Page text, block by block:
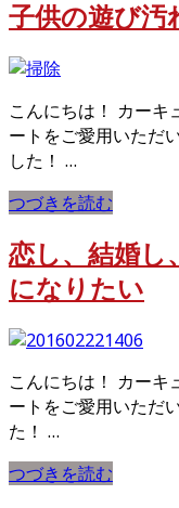
子供の遊び汚
こんにちは！ カー
ートをご愛用いただ
した！ …
つづきを読む
恋し、結婚し
になりたい
こんにちは！ カー
ートをご愛用いただ
た！ …
つづきを読む